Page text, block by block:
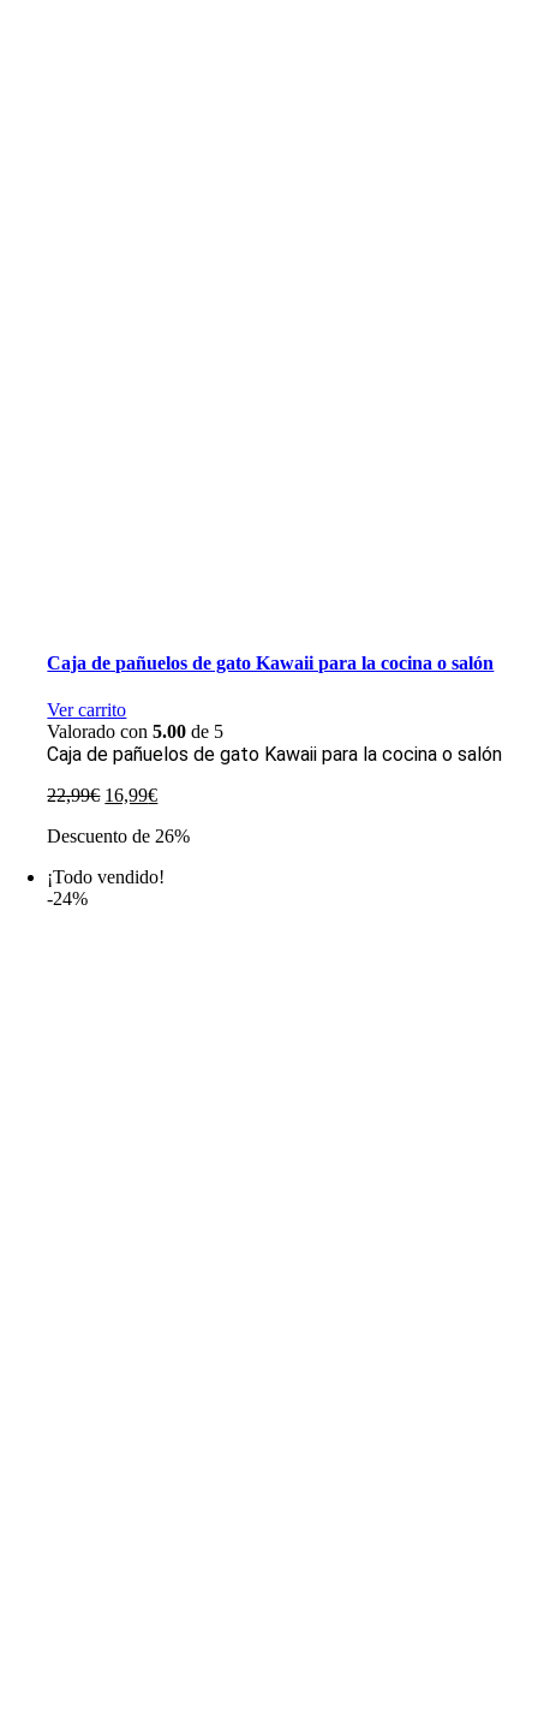
Caja de pañuelos de gato Kawaii para la cocina o salón
Ver carrito
Valorado con5.00 de 5
Caja de pañuelos de gato Kawaii para la cocina o salón
22,99€ El
original
22,99€.
16,99€El
actual
16,99€.
Descuento de 26%
¡Todo vendido!
-24%